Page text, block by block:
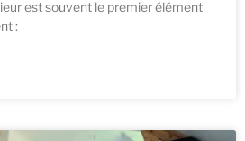
est souvent le premier élément
: